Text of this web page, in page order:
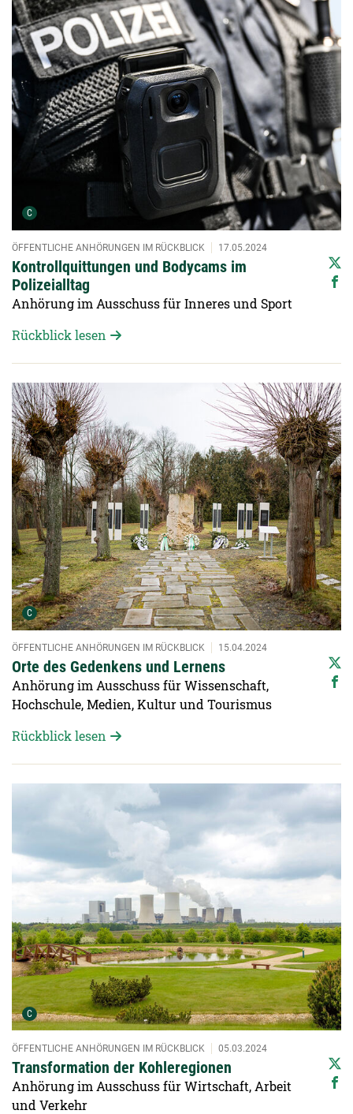
C
Kontrollquittungen und Bodycams im
Polizeialltag
ÖFFENTLICHE ANHÖRUNGEN IM RÜCKBLICK 17.05.2024
Anhörung im Ausschuss für Inneres und Sport
Rückblick lesen
Detailansicht öffnen:
C Urheber der Grafik:
Orte des Gedenkens und Lernens
ÖFFENTLICHE ANHÖRUNGEN IM RÜCKBLICK 15.04.2024
Anhörung im Ausschuss für Wissenschaft,
Hochschule, Medien, Kultur und Tourismus
Rückblick lesen
C Urheber der Grafik:
Transformation der Kohleregionen
ÖFFENTLICHE ANHÖRUNGEN IM RÜCKBLICK 05.03.2024
Anhörung im Ausschuss für Wirtschaft, Arbeit
und Verkehr